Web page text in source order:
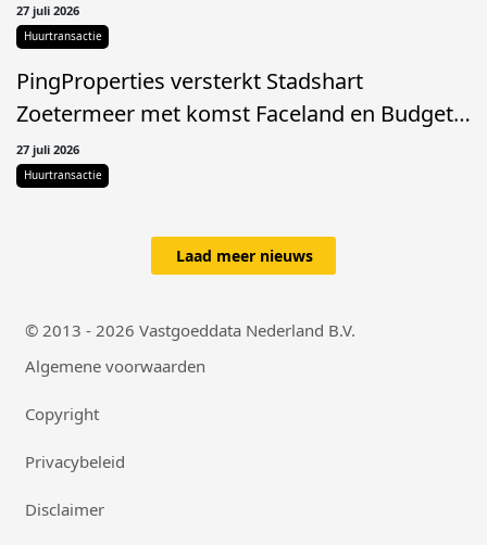
27 juli 2026
Huurtransactie
PingProperties versterkt Stadshart
Zoetermeer met komst Faceland en Budget
Plaza
27 juli 2026
Huurtransactie
Laad meer nieuws
© 2013 - 2026 Vastgoeddata Nederland B.V.
Algemene voorwaarden
Copyright
Privacybeleid
Disclaimer